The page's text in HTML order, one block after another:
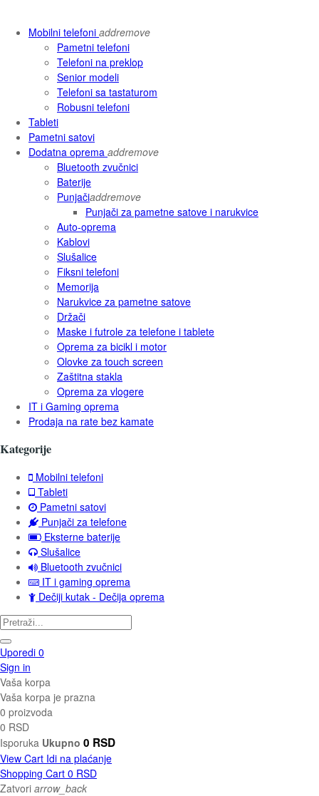
Mobilni telefoni addremove
Pametni telefoni
Telefoni na preklop
Senior modeli
Telefoni sa tastaturom
Robusni telefoni
Tableti
Pametni satovi
Dodatna oprema addremove
Bluetooth zvučnici
Baterije
Punjačiaddremove
Punjači za pametne satove i narukvice
Auto-oprema
Kablovi
Slušalice
Fiksni telefoni
Memorija
Narukvice za pametne satove
Držači
Maske i futrole za telefone i tablete
Oprema za bicikl i motor
Olovke za touch screen
Zaštitna stakla
Oprema za vlogere
IT i Gaming oprema
Prodaja na rate bez kamate
Kategorije
Mobilni telefoni
Tableti
Pametni satovi
Punjači za telefone
Eksterne baterije
Slušalice
Bluetooth zvučnici
IT i gaming oprema
Dečiji kutak - Dečija oprema
Uporedi 0
Sign in
Vaša korpa
Vaša korpa je prazna
0 proizvoda
0 RSD
Isporuka Ukupno 0 RSD
View Cart Idi na plaćanje
Shopping Cart 0 RSD
Zatvori arrow_back